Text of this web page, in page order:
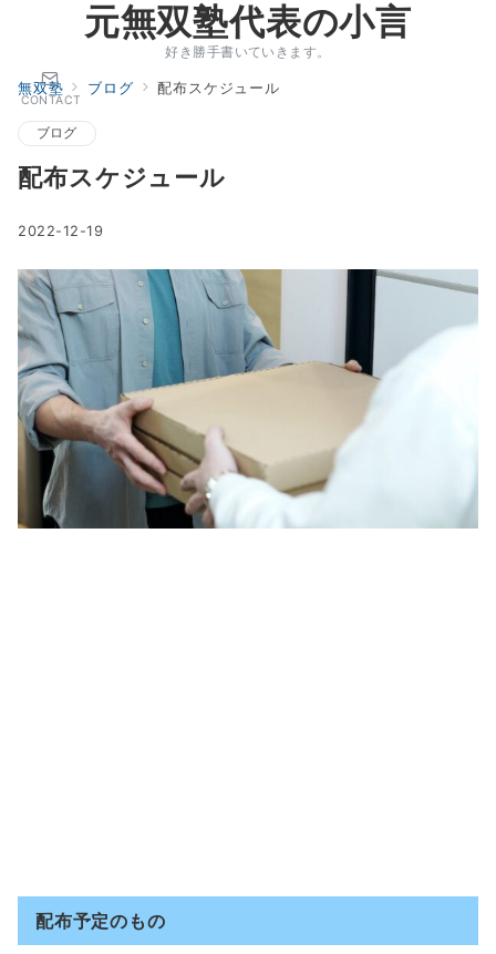
元無双塾代表の小言
好き勝手書いていきます。
CONTACT
無双塾 ブログ 配布スケジュール
ブログ
配布スケジュール
2022-12-19
配布予定のもの